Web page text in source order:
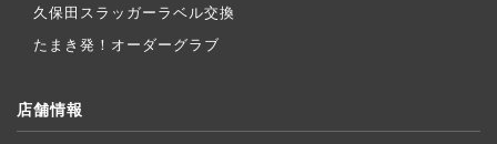
久保田スラッガーラベル交換
たまき発！オーダーグラブ
店舗情報